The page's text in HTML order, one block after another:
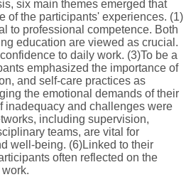
six main themes emerged that
of the participants' experiences. (1)
to professional competence. Both
education are viewed as crucial.
to daily work. (3)To be a
emphasized the importance of
and self-care practices as
the emotional demands of their
inadequacy and challenges were
including supervision,
teams, are vital for
well-being. (6)Linked to their
often reflected on the